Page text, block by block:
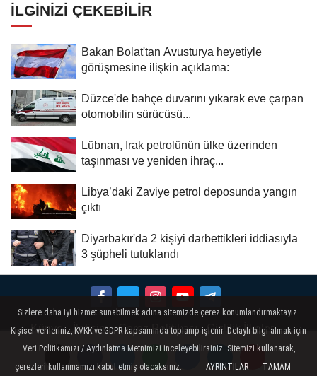
İLGINIZI ÇEKEBILIR
Bakan Bolat'tan Avusturya heyetiyle
görüşmesine ilişkin açıklama:
Düzce'de bahçe duvarını yıkarak eve çarpan
otomobilin sürücüsü...
Lübnan, Irak petrolünün ülke üzerinden
taşınması ve yeniden ihraç...
Libya’daki Zaviye petrol deposunda yangın
çıktı
Diyarbakır'da 2 kişiyi darbettikleri iddiasıyla
3 şüpheli tutuklandı
Künye İletişim Çerez Politikası Gizlilik İlkeleri
Sizlere daha iyi hizmet sunabilmek adına sitemizde çerez konumlandırmaktayız.
Kişisel verileriniz, KVKK ve GDPR kapsamında toplanıp işlenir. Detaylı bilgi almak için
Veri Politikamızı / Aydınlatma Metnimizi inceleyebilirsiniz. Sitemizi kullanarak,
çerezleri kullanmamızı kabul etmiş olacaksınız.
AYRINTILAR TAMAM